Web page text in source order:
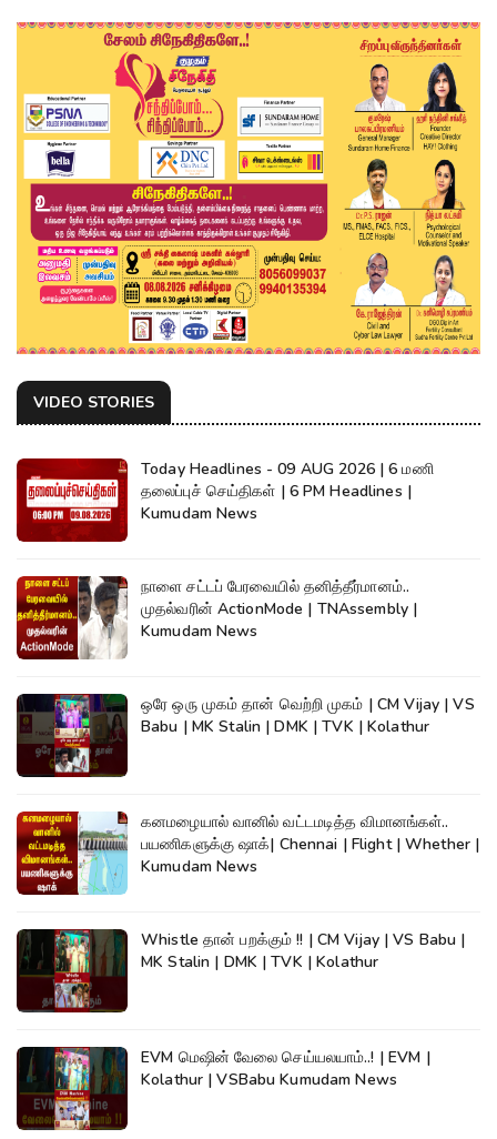
VIDEO STORIES
Today Headlines - 09 AUG 2026 | 6 மணி
தலைப்புச் செய்திகள் | 6 PM Headlines |
Kumudam News
நாளை சட்டப் பேரவையில் தனித்தீர்மானம்..
முதல்வரின் ActionMode | TNAssembly |
Kumudam News
ஒரே ஒரு முகம் தான் வெற்றி முகம் | CM Vijay | VS
Babu | MK Stalin | DMK | TVK | Kolathur
கனமழையால் வானில் வட்டமடித்த விமானங்கள்..
பயணிகளுக்கு ஷாக்| Chennai | Flight | Whether |
Kumudam News
Whistle தான் பறக்கும் !! | CM Vijay | VS Babu |
MK Stalin | DMK | TVK | Kolathur
EVM மெஷின் வேலை செய்யலயாம்..! | EVM |
Kolathur | VSBabu Kumudam News